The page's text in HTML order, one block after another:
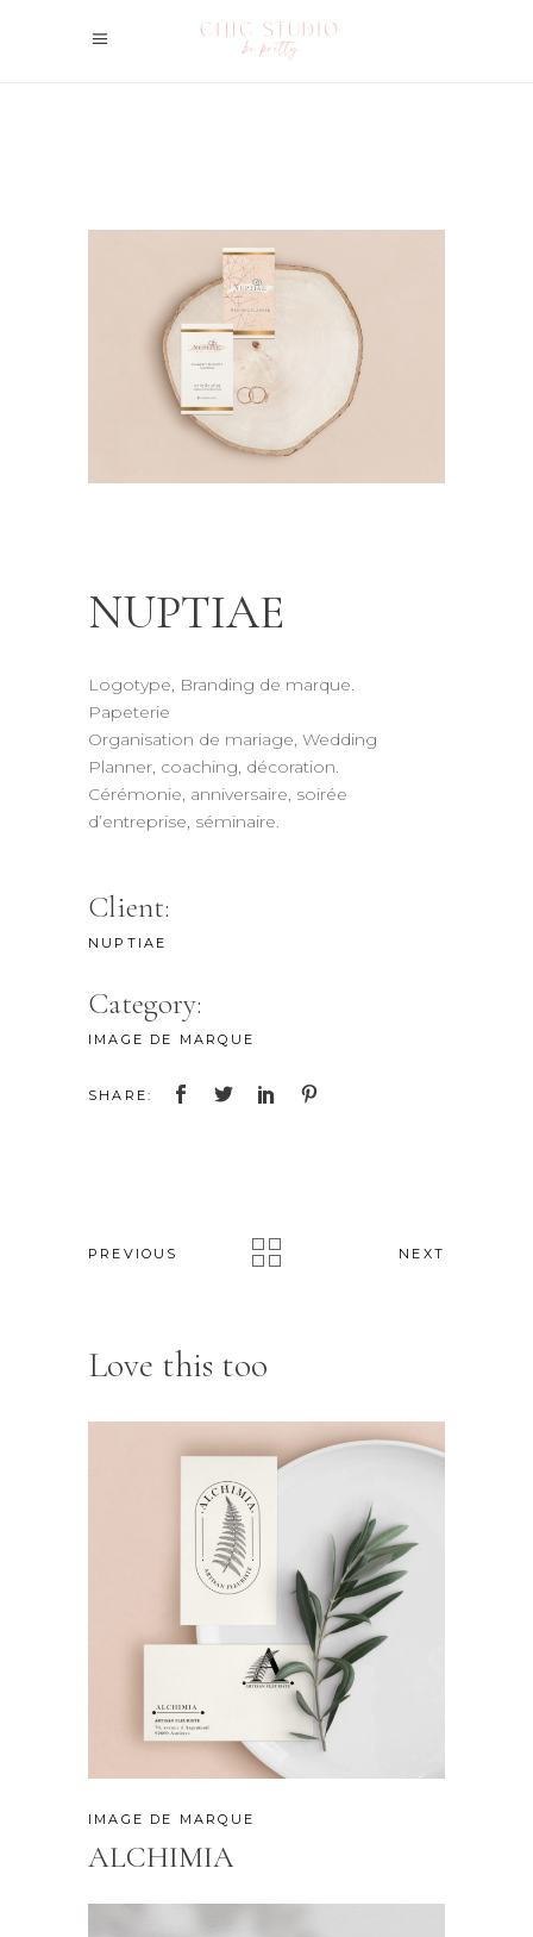
NUPTIAE
Logotype, Branding de marque.
Papeterie
Organisation de mariage, Wedding
Planner, coaching, décoration.
Cérémonie, anniversaire, soirée
d’entreprise, séminaire.
Client:
NUPTIAE
Category:
IMAGE DE MARQUE
SHARE:
PREVIOUS NEXT
Love this too
IMAGE DE MARQUE
ALCHIMIA